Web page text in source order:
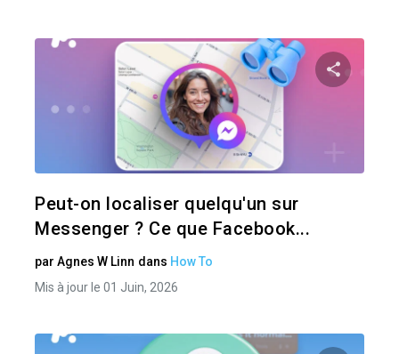
Peut-on localiser quelqu'un sur
Messenger ? Ce que Facebook...
par Agnes W Linn dans How To
Mis à jour le 01 Juin, 2026